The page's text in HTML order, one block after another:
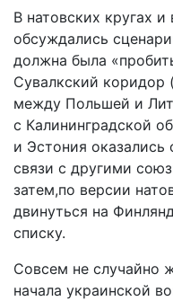
В натовских кругах
обсуждались
должна была
Сувалкский коридор
между Польшей и
с Калининградской
и Эстония оказались
связи с другими
затем,по версии
двинуться на
списку.
Совсем не случайно
начала украинской